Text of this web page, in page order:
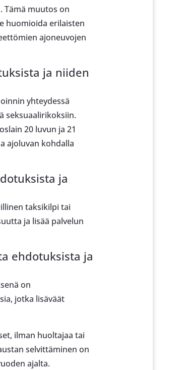
Tämä muutos on
huomioida erilaisten
ajoneuvojen
ja niiden
yhteydessä
seksuaalirikoksiin.
20 luvun ja 21
ajoluvan kohdalla
ja
taksikilpi tai
ja lisää palvelun
ehdotuksista ja
on
jotka lisäväät
ilman huoltajaa tai
selvittäminen on
ajalta.